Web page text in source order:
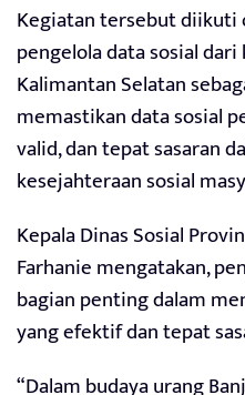
Kegiatan tersebut diikuti
pengelola data sosial
Kalimantan Selatan
memastikan data sosial
valid, dan tepat sasaran
kesejahteraan sosial
Kepala Dinas Sosial
Farhanie mengatakan,
bagian penting dalam
yang efektif dan tepat
“Dalam budaya urang